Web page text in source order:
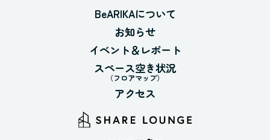
BeARIKAについて
お知らせ
イベント＆レポート
スペース空き状況
（フロアマップ）
アクセス